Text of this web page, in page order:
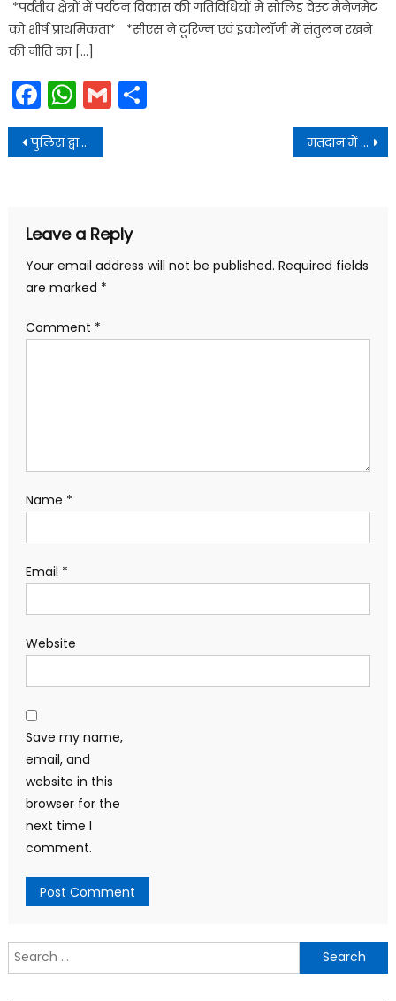
*पर्वतीय क्षेत्रों में पर्यटन विकास की गतिविधियों में सोलिड वेस्ट मेनेजमेंट
को शीर्ष प्राथमिकता* *सीएस ने टूरिज्म एवं इकोलॉजी में संतुलन रखने
की नीति का […]
Facebook
WhatsApp
Gmail
Post
navigation
पुलिस द्वारा 822.820 ली0 शराब जब्त की मतदान में पदवार निर्वाचन लड़ने वाले प्रत्याशियों का विवरण
Leave a Reply
Your email address will not be published. Required fields
are marked *
Comment *
Name *
Email *
Website
Save my name,
email, and
website in this
browser for the
next time I
comment.
Search
for: